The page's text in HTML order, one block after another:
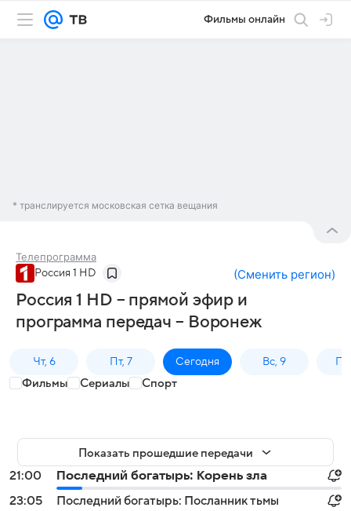
Фильмы онлайн
* транслируется московская сетка вещания
Телепрограмма
Россия 1 HD (Сменить регион)
Россия 1 HD – прямой эфир и
программа передач – Воронеж
Чт, 6 Пт, 7 Сегодня Вс, 9
Фильмы Сериалы Спорт
Показать прошедшие передачи
21:00
Последний богатырь: Корень зла
23:05
Последний богатырь: Посланник тьмы